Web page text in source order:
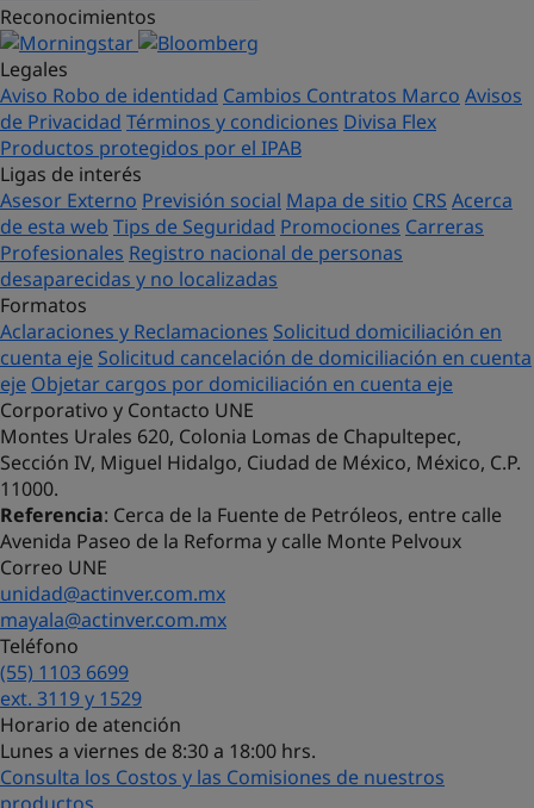
Reconocimientos
Legales
Aviso Robo de identidad Cambios Contratos Marco Avisos
de Privacidad Términos y condiciones Divisa Flex
Productos protegidos por el IPAB
Ligas de interés
Asesor Externo Previsión social Mapa de sitio CRS Acerca
de esta web Tips de Seguridad Promociones Carreras
Profesionales Registro nacional de personas
desaparecidas y no localizadas
Formatos
Aclaraciones y Reclamaciones Solicitud domiciliación en
cuenta eje Solicitud cancelación de domiciliación en cuenta
eje Objetar cargos por domiciliación en cuenta eje
Corporativo y Contacto UNE
Montes Urales 620, Colonia Lomas de Chapultepec,
Sección IV, Miguel Hidalgo, Ciudad de México, México, C.P.
11000.
Referencia: Cerca de la Fuente de Petróleos, entre calle
Avenida Paseo de la Reforma y calle Monte Pelvoux
Correo UNE
unidad@actinver.com.mx
mayala@actinver.com.mx
Teléfono
(55) 1103 6699
ext. 3119 y 1529
Horario de atención
Lunes a viernes de 8:30 a 18:00 hrs.
Consulta los Costos y las Comisiones de nuestros
¡Hola! Soy Lucy, tu asistente virtual.
¿Con qué puedo ayudarte?